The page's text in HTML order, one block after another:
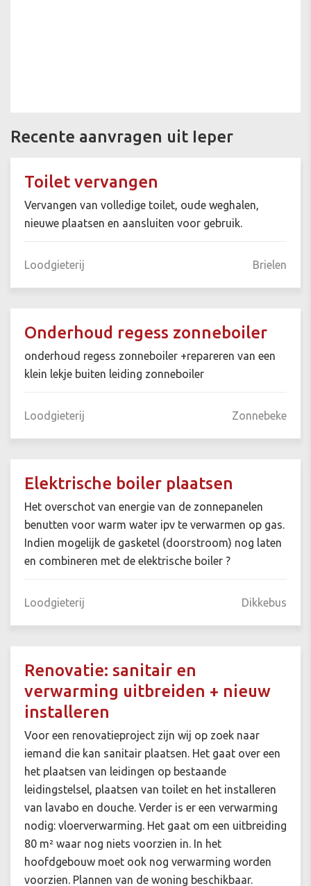
Recente aanvragen uit Ieper
Toilet vervangen
Vervangen van volledige toilet, oude weghalen,
nieuwe plaatsen en aansluiten voor gebruik.
Loodgieterij Brielen
Onderhoud regess zonneboiler
onderhoud regess zonneboiler +repareren van een
klein lekje buiten leiding zonneboiler
Loodgieterij Zonnebeke
Elektrische boiler plaatsen
Het overschot van energie van de zonnepanelen
benutten voor warm water ipv te verwarmen op gas.
Indien mogelijk de gasketel (doorstroom) nog laten
en combineren met de elektrische boiler ?
Loodgieterij Dikkebus
Renovatie: sanitair en
verwarming uitbreiden + nieuw
installeren
Voor een renovatieproject zijn wij op zoek naar
iemand die kan sanitair plaatsen. Het gaat over een
het plaatsen van leidingen op bestaande
leidingstelsel, plaatsen van toilet en het installeren
van lavabo en douche. Verder is er een verwarming
nodig: vloerverwarming. Het gaat om een uitbreiding
80 m² waar nog niets voorzien in. In het
hoofdgebouw moet ook nog verwarming worden
voorzien. Plannen van de woning beschikbaar.